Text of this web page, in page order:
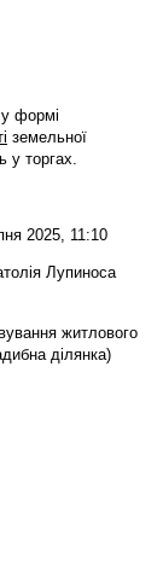
формі
земельної
у торгах.
2025, 11:10
Лупиноса
житлового
ділянка)